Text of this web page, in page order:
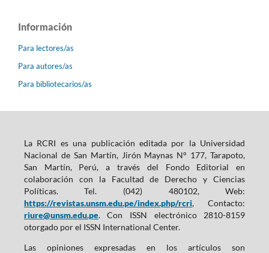
Información
Para lectores/as
Para autores/as
Para bibliotecarios/as
La RCRI es una publicación editada por la Universidad
Nacional de San Martín, Jirón Maynas N° 177, Tarapoto,
San Martín, Perú, a través del Fondo Editorial en
colaboración con la Facultad de Derecho y Ciencias
Políticas. Tel. (042) 480102, Web:
https://revistas.unsm.edu.pe/index.php/rcri, Contacto:
riure@unsm.edu.pe. Con ISSN electrónico 2810-8159
otorgado por el ISSN International Center.
Las opiniones expresadas en los artículos son